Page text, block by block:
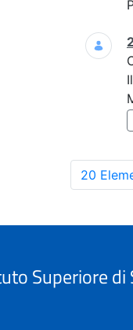
20
Superiore di